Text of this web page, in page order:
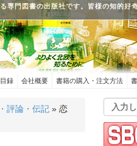
専門図書の出版社です。皆様の知的好
録 会社概要 書籍の購入・注文方法
評論・伝記 » 恋